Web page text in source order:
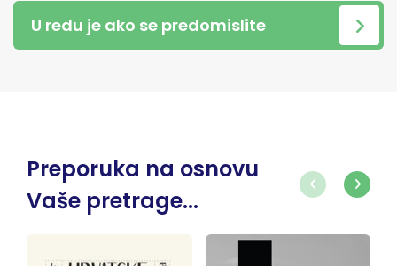
U redu je ako se predomislite
Preporuka na osnovu
Vaše pretrage...